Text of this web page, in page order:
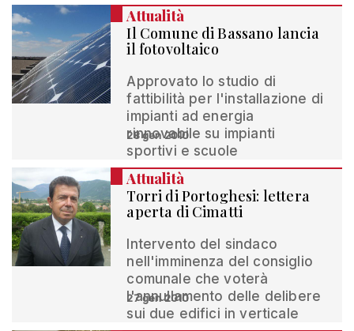
Attualità
Il Comune di Bassano lancia
il fotovoltaico
Approvato lo studio di
fattibilità per l'installazione di
impianti ad energia
rinnovabile su impianti
sportivi e scuole
28 gen 2010
Attualità
Torri di Portoghesi: lettera
aperta di Cimatti
Intervento del sindaco
nell'imminenza del consiglio
comunale che voterà
l'annullamento delle delibere
sui due edifici in verticale
27 gen 2010